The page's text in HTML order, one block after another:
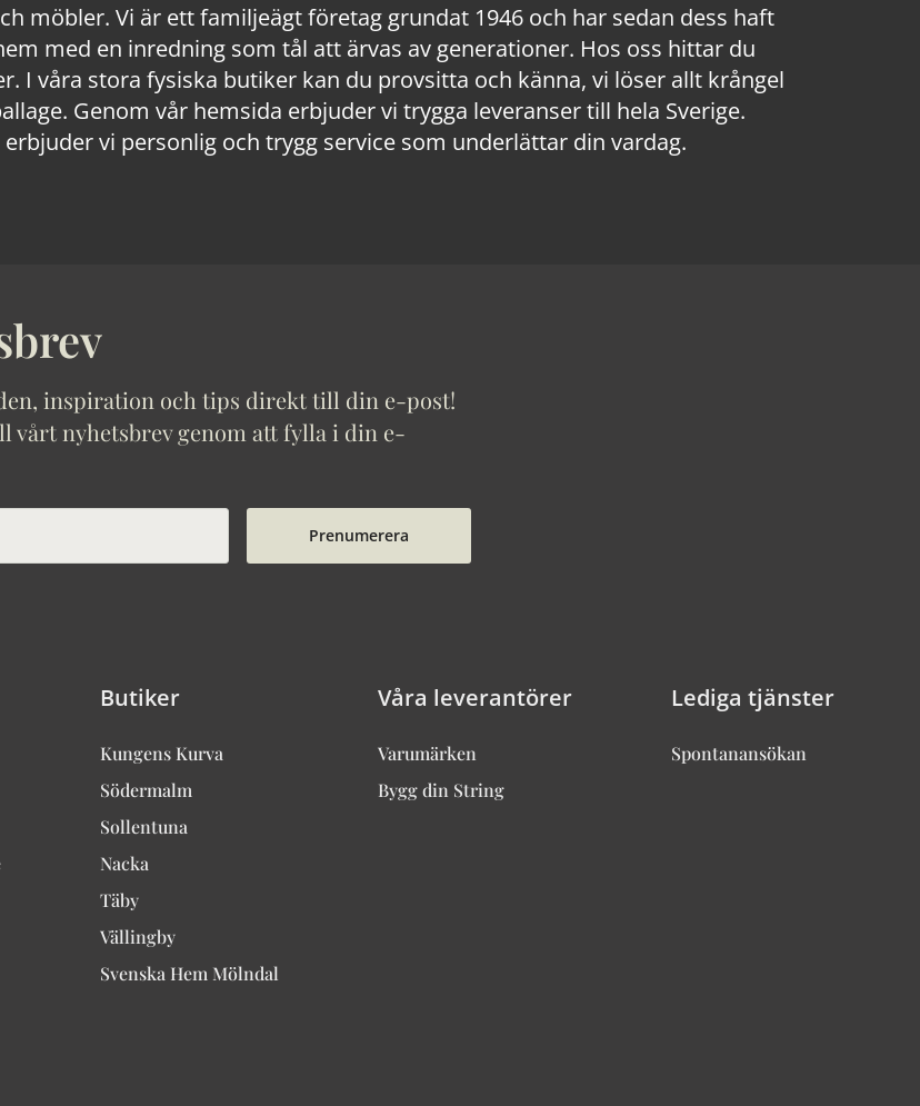
möbler. Vi är ett familjeägt företag grundat 1946 och har sedan dess haft
med en inredning som tål att ärvas av generationer. Hos oss hittar du
I våra stora fysiska butiker kan du provsitta och känna, vi löser allt krångel
Genom vår hemsida erbjuder vi trygga leveranser till hela Sverige.
vi personlig och trygg service som underlättar din vardag.
inspiration och tips direkt till din e-post!
vårt nyhetsbrev genom att fylla i din e-
Prenumerera
Butiker
Kungens Kurva
Södermalm
Sollentuna
Nacka
Täby
Vällingby
Svenska Hem Mölndal
Våra leverantörer
Varumärken
Bygg din String
Lediga tjänster
Spontanansökan